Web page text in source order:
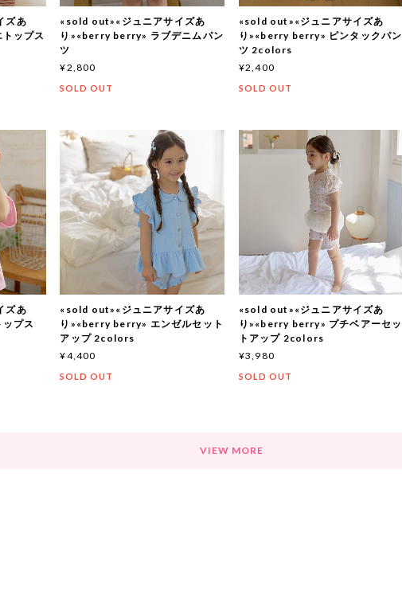
ズあ
ップス
«sold out»«ジュニアサイズあ
り»«berry berry» ラブデニムパン
ツ
¥2,800
SOLD OUT
«sold out»«ジュニアサイズあ
り»«berry berry» ピンタックパン
ツ 2colors
¥2,400
SOLD OUT
ズあ
プス
«sold out»«ジュニアサイズあ
り»«berry berry» エンゼルセット
アップ 2colors
¥4,400
SOLD OUT
«sold out»«ジュニアサイズあ
り»«berry berry» プチベアーセッ
トアップ 2colors
¥3,980
SOLD OUT
VIEW MORE